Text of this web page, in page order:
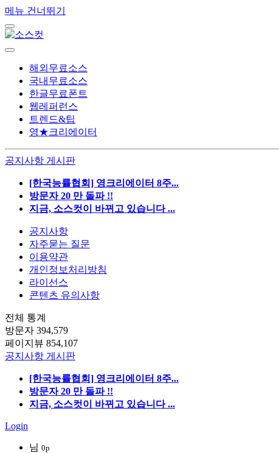
메뉴 건너뛰기
해외무료소스
국내무료소스
한글무료폰트
웹레퍼런스
트렌드&팁
영★크리에이터
공지사항 게시판
[한국능률협회] 영크리에이터 8주...
방문자 20 만 돌파 !!
지금, 소스컷이 바뀌고 있습니다 ...
공지사항
자주묻는 질문
이용약관
개인정보처리방침
라이선스
콘텐츠 유의사항
전체 통계
방문자 394,579
페이지뷰 854,107
공지사항 게시판
[한국능률협회] 영크리에이터 8주...
방문자 20 만 돌파 !!
지금, 소스컷이 바뀌고 있습니다 ...
Login
님 0p